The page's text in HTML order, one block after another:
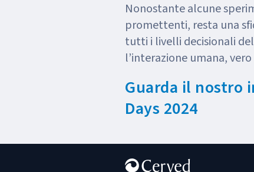
Nonostante alcune
promettenti, resta una
tutti i livelli decisionali
l’interazione umana,
Guarda il nostro
Days 2024